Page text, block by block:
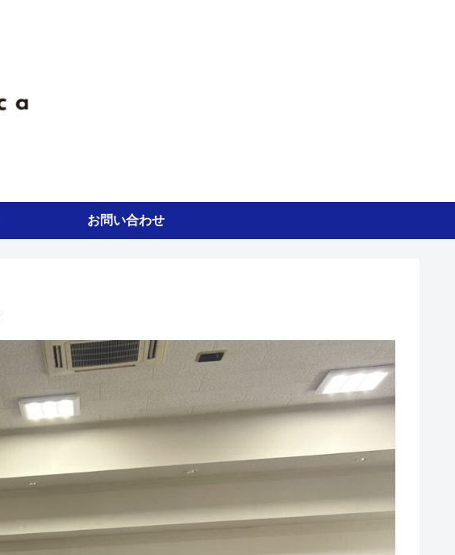
お問い合わせ